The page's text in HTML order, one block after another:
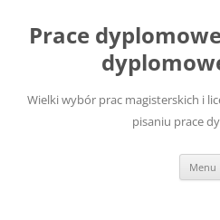
treści
Prace
Wielki wybór prac magisterskich i
pisaniu prace
Menu